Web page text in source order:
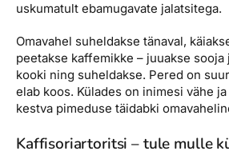
uskumatult ebamugavate jalatsitega.
Omavahel suheldakse tänaval,
peetakse kaffemikke – juuakse sooja
kooki ning suheldakse. Pered on
elab koos. Külades on inimesi vähe
kestva pimeduse täidabki
Kaffisoriartoritsi – tule mulle